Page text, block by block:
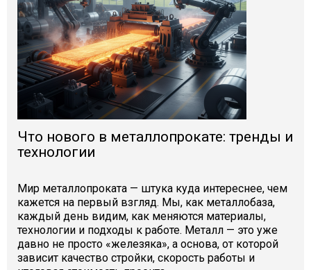
Что нового в металлопрокате: тренды и
технологии
Мир металлопроката — штука куда интереснее, чем
кажется на первый взгляд. Мы, как металлобаза,
каждый день видим, как меняются материалы,
технологии и подходы к работе. Металл — это уже
давно не просто «железяка», а основа, от которой
зависит качество стройки, скорость работы и